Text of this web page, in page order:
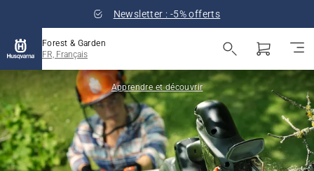
Newsletter : -5% offerts
Forest & Garden
FR, Français
Apprendre et découvrir